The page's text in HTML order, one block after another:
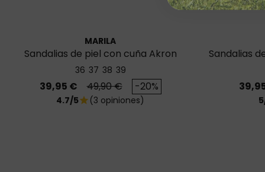
MARILA
Sandalias de piel con cuña Akron
36 37 38 39
Precio
39,95 € Precio base
49,90 € -20%
4.7/5star (3 opiniones)
Sandalias